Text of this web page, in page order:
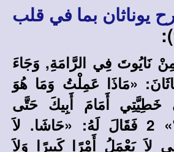
يوناثان بما في قلب
نَايُوتَ فِي الرَّامَةِ, وَجَاءَ
«مَاذَا عَمِلْتُ وَمَا هُوَ
أَمَامَ أَبِيكَ حَتَّى
يَطْلُبَ نَفْسِي؟» 2 فَقَالَ لَهُ: «حَاشَا. لاَ
لاَ يَعْمَلُ أَمْرًا كَبِيرًا وَلاَ